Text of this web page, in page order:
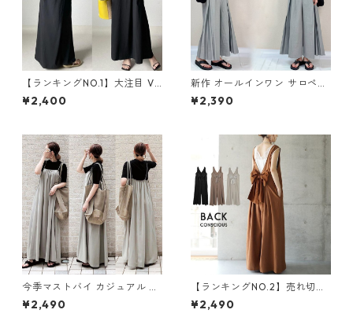
【ランキングNO.1】大注目 V
ネック ノースリーブ ワンピー
ス m-738
¥2,400
新作 オールインワン サロペッ
トパンツ m-462
¥2,390
今季マストバイ カジュアル ゆ
ったりキャミワンピース m-4
65
¥2,490
【ランキングNO.2】売れ切れ
必至 バックリボン4色展開 オ
ールインワン m-385
¥2,490